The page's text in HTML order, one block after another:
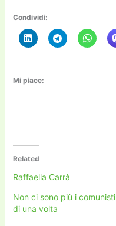
Condividi:
Mi piace:
Related
Raffaella Carrà
Non ci sono più i comunisti
di una volta